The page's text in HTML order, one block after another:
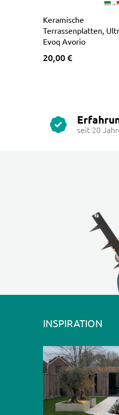
Keramische
Terrassenplatten,
Evoq Avorio
20,00 €
seit 20
INSPIRATION